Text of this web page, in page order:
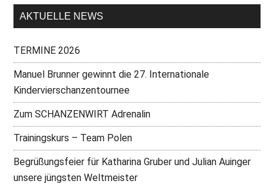
AKTUELLE NEWS
TERMINE 2026
Manuel Brunner gewinnt die 27. Internationale
Kindervierschanzentournee
Zum SCHANZENWIRT Adrenalin
Trainingskurs – Team Polen
Begrüßungsfeier für Katharina Gruber und Julian Auinger
unsere jüngsten Weltmeister